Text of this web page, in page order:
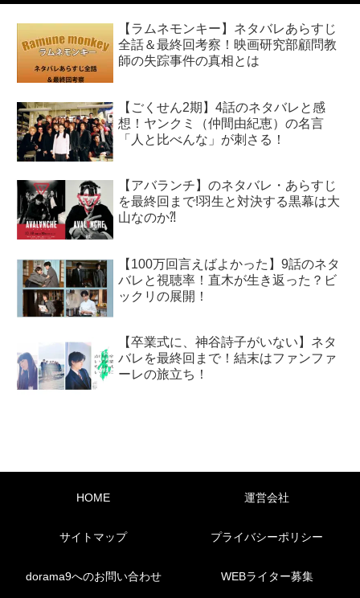
【ラムネモンキー】ネタバレあらすじ
全話＆最終回考察！映画研究部顧問教
師の失踪事件の真相とは
【ごくせん2期】4話のネタバレと感
想！ヤンクミ（仲間由紀恵）の名言
「人と比べんな」が刺さる！
【アバランチ】のネタバレ・あらすじ
を最終回まで!羽生と対決する黒幕は大
山なのか⁈
【100万回言えばよかった】9話のネタ
バレと視聴率！直木が生き返った？ビ
ックリの展開！
【卒業式に、神谷詩子がいない】ネタ
バレを最終回まで！結末はファンファ
ーレの旅立ち！
HOME 運営会社
サイトマップ プライバシーポリシー
dorama9へのお問い合わせ WEBライター募集